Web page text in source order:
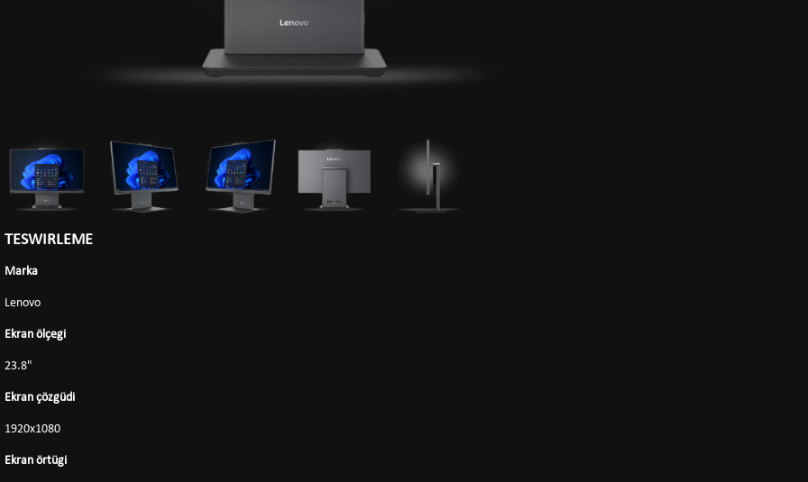
TESWIRLEME
Marka
Lenovo
Ekran ölçegi
23.8"
Ekran çözgüdi
1920x1080
Ekran örtügi